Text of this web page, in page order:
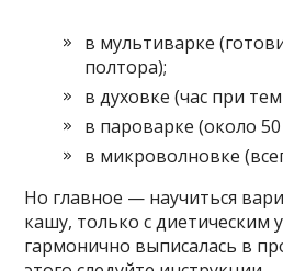
в мультиварке
полтора);
в духовке (час при
в пароварке (около
в микроволновке
Но главное — научиться
кашу, только с диетическим
гармонично выписалась в